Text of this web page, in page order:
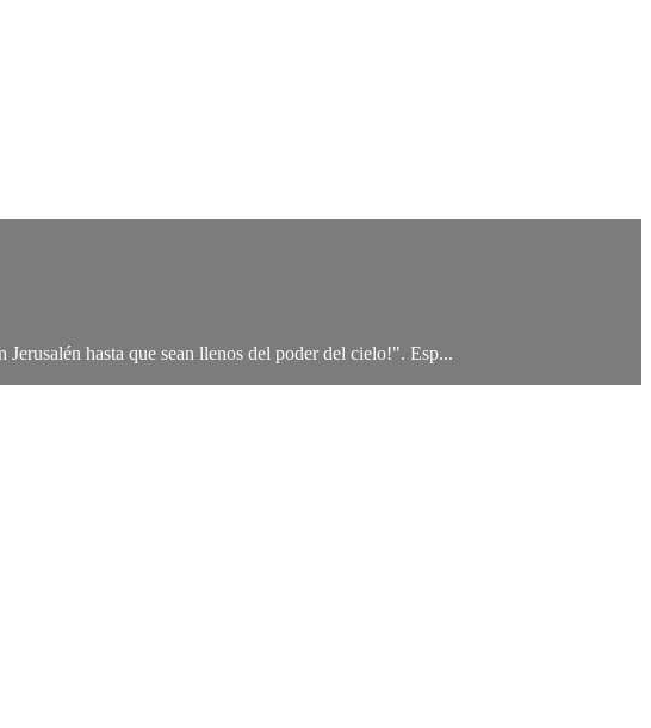
hasta que sean llenos del poder del cielo!". Esp...